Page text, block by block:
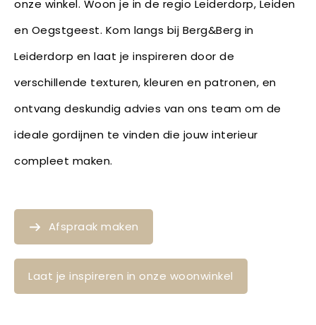
onze winkel. Woon je in de regio Leiderdorp, Leiden
en Oegstgeest. Kom langs bij Berg&Berg in
Leiderdorp en laat je inspireren door de
verschillende texturen, kleuren en patronen, en
ontvang deskundig advies van ons team om de
ideale gordijnen te vinden die jouw interieur
compleet maken.
Afspraak maken
Laat je inspireren in onze woonwinkel